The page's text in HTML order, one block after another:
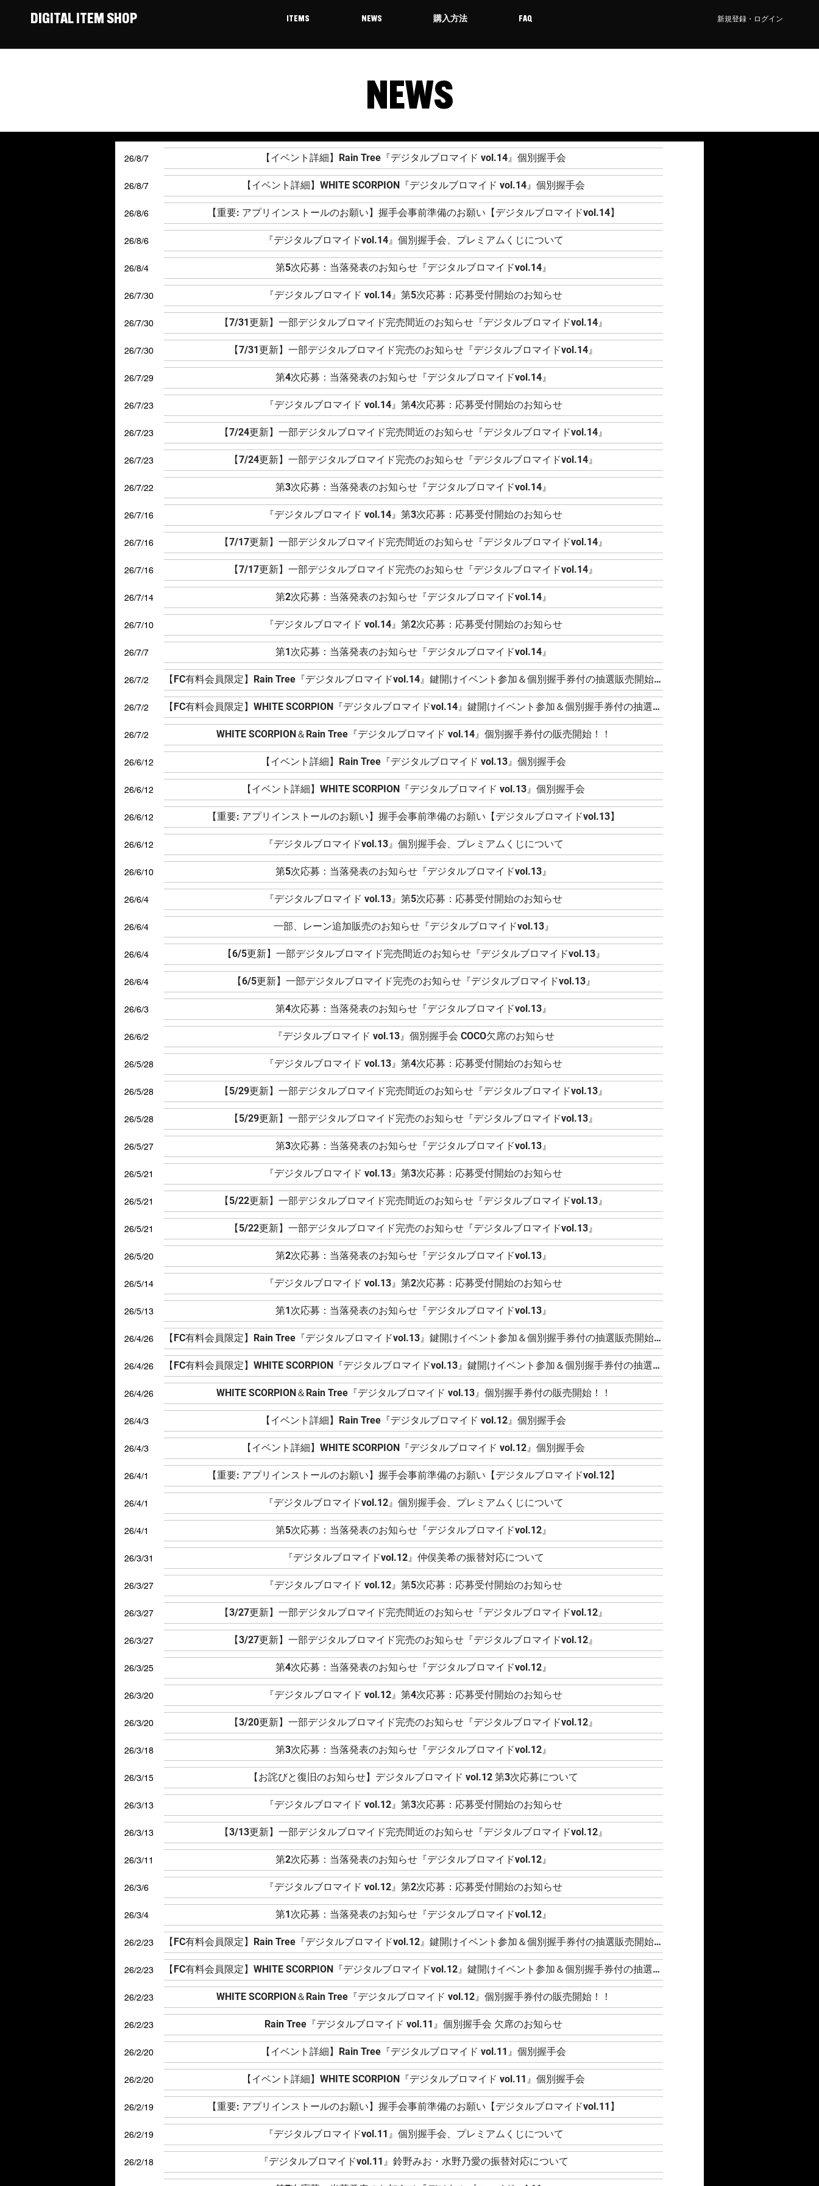
DIGITAL ITEM SHOP ITEMS NEWS 購入方法 FAQ 新規登録・ログイン
NEWS
26/8/7 【イベント詳細】Rain Tree『デジタルブロマイド vol.14』個別握手会
26/8/7 【イベント詳細】WHITE SCORPION『デジタルブロマイド vol.14』個別握手会
26/8/6 【重要: アプリインストールのお願い】握手会事前準備のお願い【デジタルブロマイドvol.14】
26/8/6 『デジタルブロマイドvol.14』個別握手会、プレミアムくじについて
26/8/4 第5次応募：当落発表のお知らせ『デジタルブロマイドvol.14』
26/7/30 『デジタルブロマイド vol.14』第5次応募：応募受付開始のお知らせ
26/7/30 【7/31更新】一部デジタルブロマイド完売間近のお知らせ『デジタルブロマイドvol.14』
26/7/30 【7/31更新】一部デジタルブロマイド完売のお知らせ『デジタルブロマイドvol.14』
26/7/29 第4次応募：当落発表のお知らせ『デジタルブロマイドvol.14』
26/7/23 『デジタルブロマイド vol.14』第4次応募：応募受付開始のお知らせ
26/7/23 【7/24更新】一部デジタルブロマイド完売間近のお知らせ『デジタルブロマイドvol.14』
26/7/23 【7/24更新】一部デジタルブロマイド完売のお知らせ『デジタルブロマイドvol.14』
26/7/22 第3次応募：当落発表のお知らせ『デジタルブロマイドvol.14』
26/7/16 『デジタルブロマイド vol.14』第3次応募：応募受付開始のお知らせ
26/7/16 【7/17更新】一部デジタルブロマイド完売間近のお知らせ『デジタルブロマイドvol.14』
26/7/16 【7/17更新】一部デジタルブロマイド完売のお知らせ『デジタルブロマイドvol.14』
26/7/14 第2次応募：当落発表のお知らせ『デジタルブロマイドvol.14』
26/7/10 『デジタルブロマイド vol.14』第2次応募：応募受付開始のお知らせ
26/7/7 第1次応募：当落発表のお知らせ『デジタルブロマイドvol.14』
26/7/2 【FC有料会員限定】Rain Tree『デジタルブロマイドvol.14』鍵開けイベント参加＆個別握手券付の抽選販売開始！
26/7/2 【FC有料会員限定】WHITE SCORPION『デジタルブロマイドvol.14』鍵開けイベント参加＆個別握手券付の抽選販売開始！
26/7/2 WHITE SCORPION＆Rain Tree『デジタルブロマイド vol.14』個別握手券付の販売開始！！
26/6/12 【イベント詳細】Rain Tree『デジタルブロマイド vol.13』個別握手会
26/6/12 【イベント詳細】WHITE SCORPION『デジタルブロマイド vol.13』個別握手会
26/6/12 【重要: アプリインストールのお願い】握手会事前準備のお願い【デジタルブロマイドvol.13】
26/6/12 『デジタルブロマイドvol.13』個別握手会、プレミアムくじについて
26/6/10 第5次応募：当落発表のお知らせ『デジタルブロマイドvol.13』
26/6/4 『デジタルブロマイド vol.13』第5次応募：応募受付開始のお知らせ
26/6/4 一部、レーン追加販売のお知らせ『デジタルブロマイドvol.13』
26/6/4 【6/5更新】一部デジタルブロマイド完売間近のお知らせ『デジタルブロマイドvol.13』
26/6/4 【6/5更新】一部デジタルブロマイド完売のお知らせ『デジタルブロマイドvol.13』
26/6/3 第4次応募：当落発表のお知らせ『デジタルブロマイドvol.13』
26/6/2 『デジタルブロマイド vol.13』個別握手会 COCO欠席のお知らせ
26/5/28 『デジタルブロマイド vol.13』第4次応募：応募受付開始のお知らせ
26/5/28 【5/29更新】一部デジタルブロマイド完売間近のお知らせ『デジタルブロマイドvol.13』
26/5/28 【5/29更新】一部デジタルブロマイド完売のお知らせ『デジタルブロマイドvol.13』
26/5/27 第3次応募：当落発表のお知らせ『デジタルブロマイドvol.13』
26/5/21 『デジタルブロマイド vol.13』第3次応募：応募受付開始のお知らせ
26/5/21 【5/22更新】一部デジタルブロマイド完売間近のお知らせ『デジタルブロマイドvol.13』
26/5/21 【5/22更新】一部デジタルブロマイド完売のお知らせ『デジタルブロマイドvol.13』
26/5/20 第2次応募：当落発表のお知らせ『デジタルブロマイドvol.13』
26/5/14 『デジタルブロマイド vol.13』第2次応募：応募受付開始のお知らせ
26/5/13 第1次応募：当落発表のお知らせ『デジタルブロマイドvol.13』
26/4/26 【FC有料会員限定】Rain Tree『デジタルブロマイドvol.13』鍵開けイベント参加＆個別握手券付の抽選販売開始！
26/4/26 【FC有料会員限定】WHITE SCORPION『デジタルブロマイドvol.13』鍵開けイベント参加＆個別握手券付の抽選販売開始！
26/4/26 WHITE SCORPION＆Rain Tree『デジタルブロマイド vol.13』個別握手券付の販売開始！！
26/4/3 【イベント詳細】Rain Tree『デジタルブロマイド vol.12』個別握手会
26/4/3 【イベント詳細】WHITE SCORPION『デジタルブロマイド vol.12』個別握手会
26/4/1 【重要: アプリインストールのお願い】握手会事前準備のお願い【デジタルブロマイドvol.12】
26/4/1 『デジタルブロマイドvol.12』個別握手会、プレミアムくじについて
26/4/1 第5次応募：当落発表のお知らせ『デジタルブロマイドvol.12』
26/3/31 『デジタルブロマイドvol.12』仲俣美希の振替対応について
26/3/27 『デジタルブロマイド vol.12』第5次応募：応募受付開始のお知らせ
26/3/27 【3/27更新】一部デジタルブロマイド完売間近のお知らせ『デジタルブロマイドvol.12』
26/3/27 【3/27更新】一部デジタルブロマイド完売のお知らせ『デジタルブロマイドvol.12』
26/3/25 第4次応募：当落発表のお知らせ『デジタルブロマイドvol.12』
26/3/20 『デジタルブロマイド vol.12』第4次応募：応募受付開始のお知らせ
26/3/20 【3/20更新】一部デジタルブロマイド完売のお知らせ『デジタルブロマイドvol.12』
26/3/18 第3次応募：当落発表のお知らせ『デジタルブロマイドvol.12』
26/3/15 【お詫びと復旧のお知らせ】デジタルブロマイド vol.12 第3次応募について
26/3/13 『デジタルブロマイド vol.12』第3次応募：応募受付開始のお知らせ
26/3/13 【3/13更新】一部デジタルブロマイド完売間近のお知らせ『デジタルブロマイドvol.12』
26/3/11 第2次応募：当落発表のお知らせ『デジタルブロマイドvol.12』
26/3/6 『デジタルブロマイド vol.12』第2次応募：応募受付開始のお知らせ
26/3/4 第1次応募：当落発表のお知らせ『デジタルブロマイドvol.12』
26/2/23 【FC有料会員限定】Rain Tree『デジタルブロマイドvol.12』鍵開けイベント参加＆個別握手券付の抽選販売開始！
26/2/23 【FC有料会員限定】WHITE SCORPION『デジタルブロマイドvol.12』鍵開けイベント参加＆個別握手券付の抽選販売開始！
26/2/23 WHITE SCORPION＆Rain Tree『デジタルブロマイド vol.12』個別握手券付の販売開始！！
26/2/23 Rain Tree『デジタルブロマイド vol.11』個別握手会 欠席のお知らせ
26/2/20 【イベント詳細】Rain Tree『デジタルブロマイド vol.11』個別握手会
26/2/20 【イベント詳細】WHITE SCORPION『デジタルブロマイド vol.11』個別握手会
26/2/19 【重要: アプリインストールのお願い】握手会事前準備のお願い【デジタルブロマイドvol.11】
26/2/19 『デジタルブロマイドvol.11』個別握手会、プレミアムくじについて
26/2/18 『デジタルブロマイドvol.11』鈴野みお・水野乃愛の振替対応について